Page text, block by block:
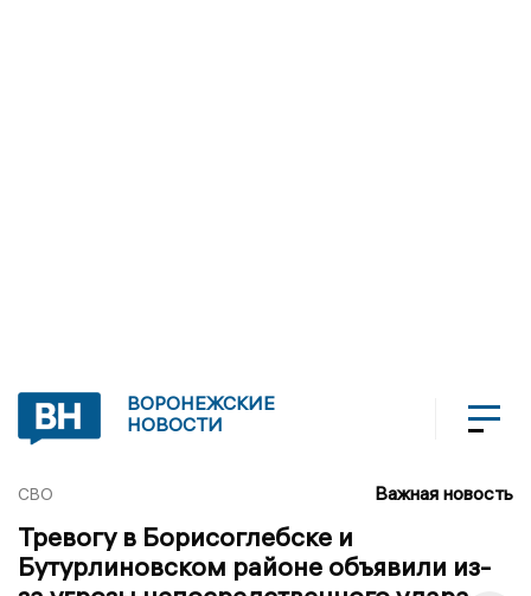
ВОРОНЕЖСКИЕ
НОВОСТИ
СВО Важная новость
Тревогу в Борисоглебске и
Бутурлиновском районе объявили из-